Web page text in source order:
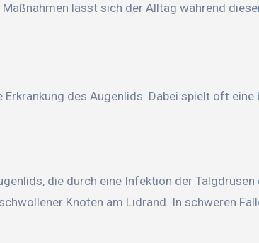
lässt sich der Alltag während
des Augenlids. Dabei spielt oft eine
die durch eine Infektion der
Knoten am Lidrand. In schweren